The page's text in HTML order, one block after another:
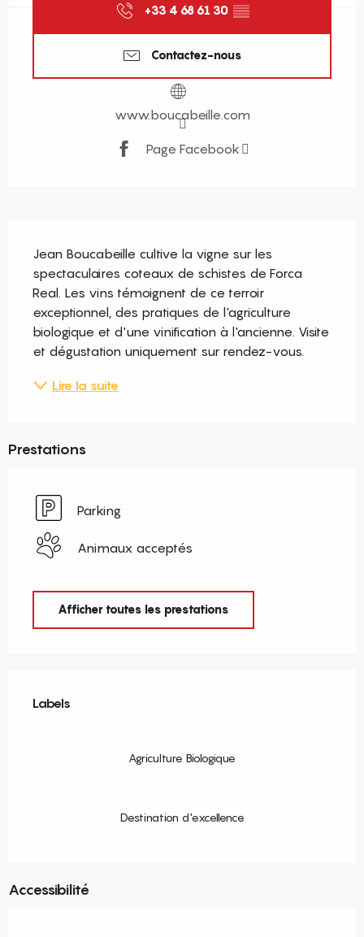
+33 4 68 61 30 ▒▒
Contactez-nous
www.boucabeille.com
Page Facebook
Jean Boucabeille cultive la vigne sur les
spectaculaires coteaux de schistes de Forca
Real. Les vins témoignent de ce terroir
exceptionnel, des pratiques de l'agriculture
biologique et d'une vinification à l'ancienne. Visite
et dégustation uniquement sur rendez-vous.
Lire la suite
Prestations
Parking
Animaux acceptés
Afficher toutes les prestations
Labels
Labels
Agriculture Biologique
Destination d'excellence
Accessibilité